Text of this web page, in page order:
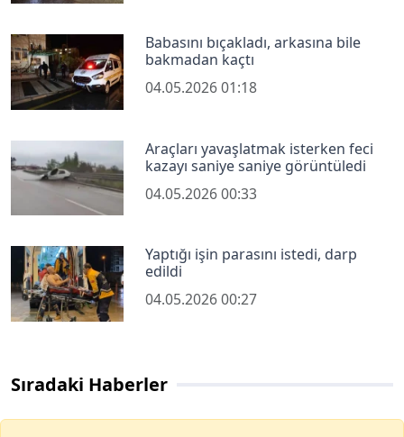
Babasını bıçakladı, arkasına bile
bakmadan kaçtı
04.05.2026 01:18
Araçları yavaşlatmak isterken feci
kazayı saniye saniye görüntüledi
04.05.2026 00:33
Yaptığı işin parasını istedi, darp
edildi
04.05.2026 00:27
Sıradaki Haberler